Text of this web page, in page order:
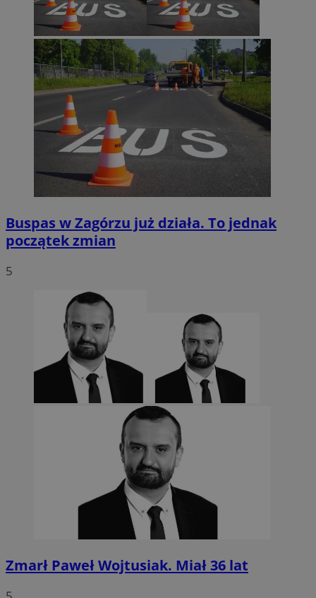
Buspas w Zagórzu już działa. To jednak
początek zmian
5
Zmarł Paweł Wojtusiak. Miał 36 lat
VISITOR_PRIVACY_METADATA
YouTube
.youtube.com
5 miesięcy 4
CookieScriptConsent
Google Privacy Policy